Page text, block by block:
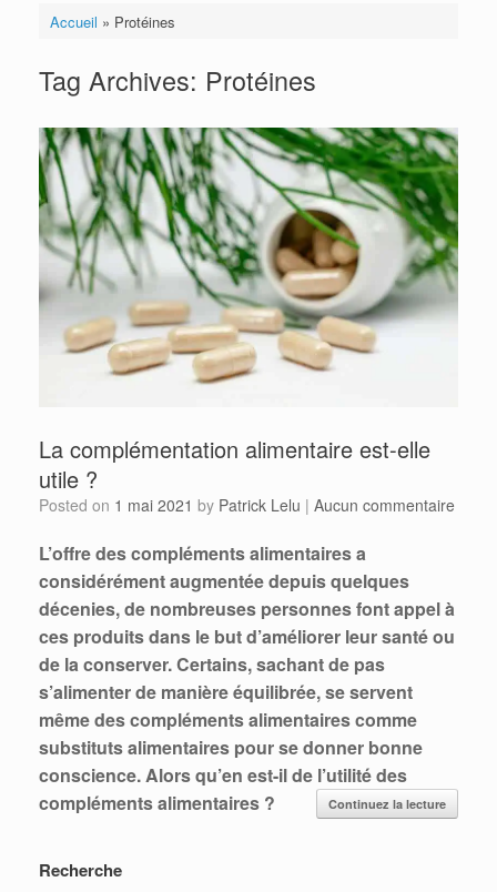
Accueil » Protéines
Tag Archives: Protéines
La complémentation alimentaire est-elle
utile ?
Posted on 1 mai 2021 by Patrick Lelu | Aucun commentaire
L’offre des compléments alimentaires a
considérément augmentée depuis quelques
décenies, de nombreuses personnes font appel à
ces produits dans le but d’améliorer leur santé ou
de la conserver. Certains, sachant de pas
s’alimenter de manière équilibrée, se servent
même des compléments alimentaires comme
substituts alimentaires pour se donner bonne
conscience. Alors qu’en est-il de l’utilité des
compléments alimentaires ?
Continuez la lecture
Recherche